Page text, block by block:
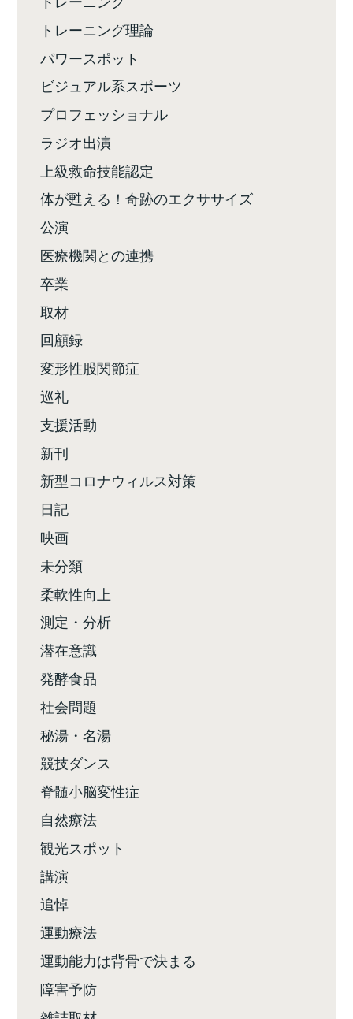
トレーニング理論
パワースポット
ビジュアル系スポーツ
プロフェッショナル
ラジオ出演
上級救命技能認定
体が甦える！奇跡のエクササイズ
公演
医療機関との連携
卒業
取材
回顧録
変形性股関節症
巡礼
支援活動
新刊
新型コロナウィルス対策
日記
映画
未分類
柔軟性向上
測定・分析
潜在意識
発酵食品
社会問題
秘湯・名湯
競技ダンス
脊髄小脳変性症
自然療法
観光スポット
講演
追悼
運動療法
運動能力は背骨で決まる
障害予防